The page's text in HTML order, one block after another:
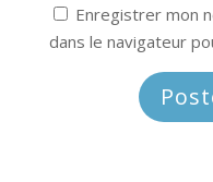
Enregistrer mon
dans le navigateur